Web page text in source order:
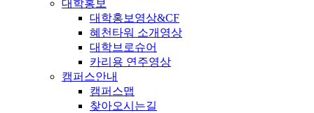
대학홍보
대학홍보영상&CF
혜천타워 소개영상
대학브로슈어
카리용 연주영상
캠퍼스안내
캠퍼스맵
찾아오시는길